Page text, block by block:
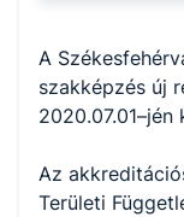
A
szakképzés új
Az
Területi